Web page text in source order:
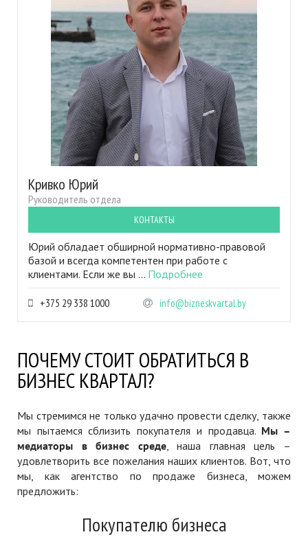
Кривко Юрий
Руководитель отдела
КОНТАКТЫ
Юрий обладает обширной нормативно-правовой
базой и всегда компетентен при работе с
клиентами. Если же вы ... Подробнее
+375 29 338 1000 info@bizneskvartal.by
ПОЧЕМУ СТОИТ ОБРАТИТЬСЯ В
БИЗНЕС КВАРТАЛ?
Мы стремимся не только удачно провести сделку, также
мы пытаемся сблизить покупателя и продавца. Мы –
медиаторы в бизнес среде, наша главная цель –
удовлетворить все пожелания наших клиентов. Вот, что
мы, как агентство по продаже бизнеса, можем
предложить:
Покупателю бизнеса